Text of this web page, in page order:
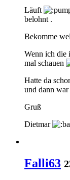
Läuft
belohnt .
Bekomme
Wenn ich die
mal schauen
Hatte da
und dann
Gruß
Dietmar
Falli63